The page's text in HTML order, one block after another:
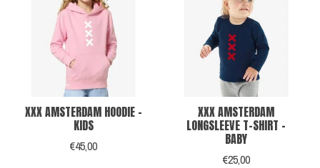
XXX AMSTERDAM HOODIE -
KIDS
€45,00
XXX AMSTERDAM
LONGSLEEVE T-SHIRT -
BABY
€25,00